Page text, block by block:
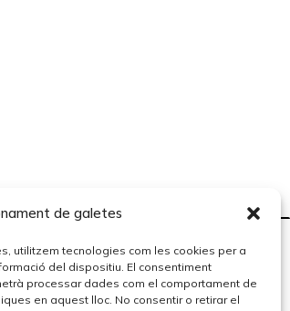
de galetes
utilitzem tecnologies com les cookies per a
del dispositiu. El consentiment
processar dades com el comportament de
en aquest lloc. No consentir o retirar el